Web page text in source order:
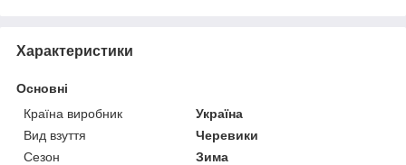
Характеристики
Основні
Країна виробник
Україна
Вид взуття
Черевики
Сезон
Зима